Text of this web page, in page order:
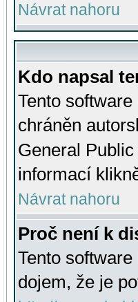
Návrat nahoru
Kdo napsal
Tento
chráněn
General
informací
Návrat nahoru
Proč není k
Tento
dojem, že je